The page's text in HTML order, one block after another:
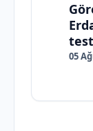
05